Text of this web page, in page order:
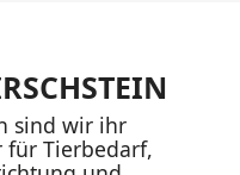
sind wir ihr
für Tierbedarf,